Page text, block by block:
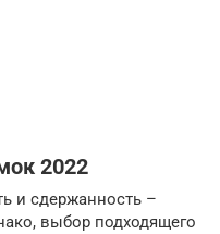
2022
и сдержанность –
выбор подходящего